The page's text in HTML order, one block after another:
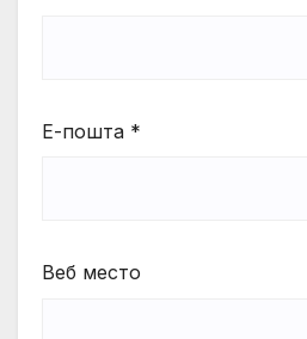
Е-пошта *
Веб место